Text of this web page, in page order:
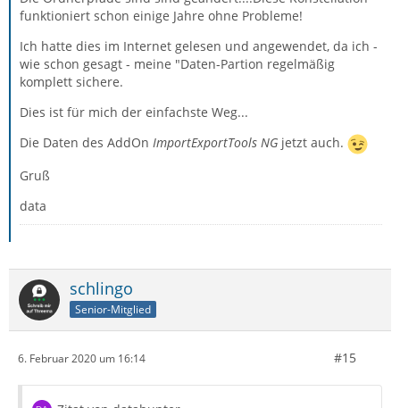
funktioniert schon einige Jahre ohne Probleme!
Ich hatte dies im Internet gelesen und angewendet, da ich -
wie schon gesagt - meine "Daten-Partion regelmäßig
komplett sichere.
Dies ist für mich der einfachste Weg...
Die Daten des AddOn ImportExportTools NG jetzt auch.
Gruß
data
schlingo
Senior-Mitglied
6. Februar 2020 um 16:14 #15